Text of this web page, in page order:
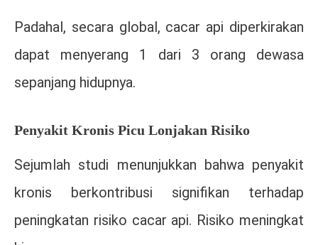
Padahal, secara global, cacar api diperkirakan
dapat menyerang 1 dari 3 orang dewasa
sepanjang hidupnya.
Penyakit Kronis Picu Lonjakan Risiko
Sejumlah studi menunjukkan bahwa penyakit
kronis berkontribusi signifikan terhadap
peningkatan risiko cacar api. Risiko meningkat